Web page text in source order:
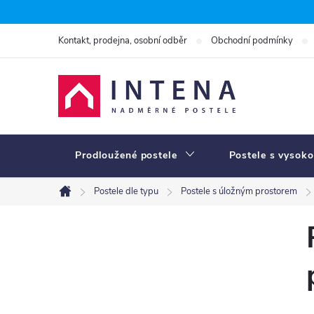
na
Kontakt, prodejna, osobní odběr Obchodní podmínky
Prodloužené postele Postele s
Domů
Postele dle typu Postele s úložným prostorem